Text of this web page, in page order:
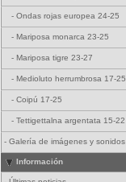
- Ondas rojas europea 24-25
- Mariposa monarca 23-25
- Mariposa tigre 23-27
- Medioluto herrumbrosa 17-25
- Coipú 17-25
- Tettigettalna argentata 15-22
- Galería de imágenes y sonidos
Información